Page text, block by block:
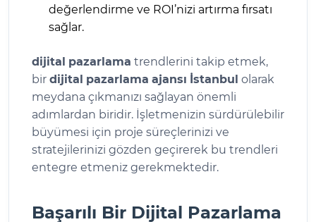
değerlendirme ve ROI’nizi artırma fırsatı
sağlar.
dijital pazarlama trendlerini takip etmek,
bir dijital pazarlama ajansı İstanbul olarak
meydana çıkmanızı sağlayan önemli
adımlardan biridir. İşletmenizin sürdürülebilir
büyümesi için proje süreçlerinizi ve
stratejilerinizi gözden geçirerek bu trendleri
entegre etmeniz gerekmektedir.
Başarılı Bir Dijital Pazarlama